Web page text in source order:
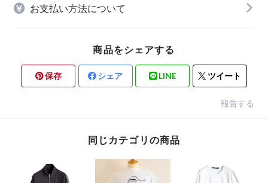
お支払い方法について
商品をシェアする
保存 シェア LINE ツイート
報告する
同じカテゴリの商品